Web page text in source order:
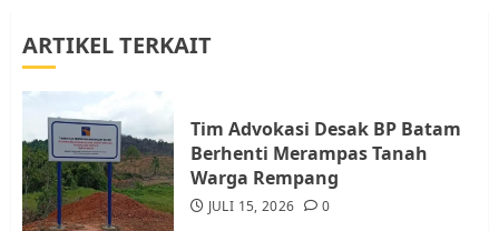
ARTIKEL TERKAIT
Tim Advokasi Desak BP Batam
Berhenti Merampas Tanah
Warga Rempang
JULI 15, 2026 0
4
Warga Rempang Ajukan
Resahkan Warga
JULI 17, 2026 0